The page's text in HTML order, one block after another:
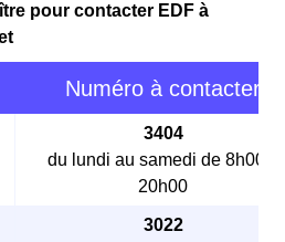
pour contacter EDF à
Numéro à contacter
3404
du lundi au samedi de 8h00 à
20h00
3022